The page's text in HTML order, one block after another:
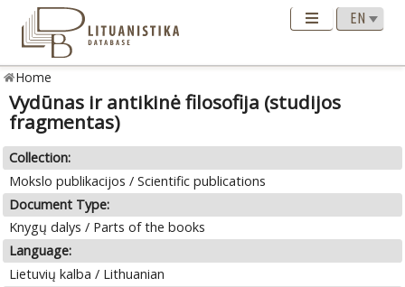
Home
Vydūnas ir antikinė filosofija (studijos
fragmentas)
Collection:
Mokslo publikacijos / Scientific publications
Document Type:
Knygų dalys / Parts of the books
Language:
Lietuvių kalba / Lithuanian